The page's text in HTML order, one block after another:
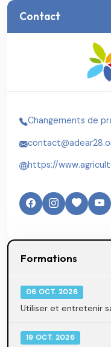
Contact
Changements de
https://
Formations
06 OCT. 2026
Utiliser et entretenir
19 OCT. 2026